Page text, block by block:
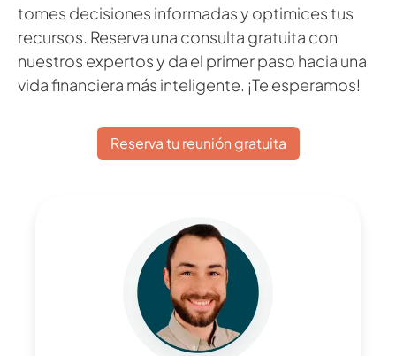
tomes decisiones informadas y optimices tus
recursos. Reserva una consulta gratuita con
nuestros expertos y da el primer paso hacia una
vida financiera más inteligente. ¡Te esperamos!
Reserva tu reunión gratuita